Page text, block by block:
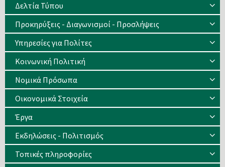
Δελτία Τύπου
Προκηρύξεις - Διαγωνισμοί - Προσλήψεις
Υπηρεσίες για Πολίτες
Κοινωνική Πολιτική
Νομικά Πρόσωπα
Οικονομικά Στοιχεία
Έργα
Εκδηλώσεις - Πολιτισμός
Τοπικές πληροφορίες